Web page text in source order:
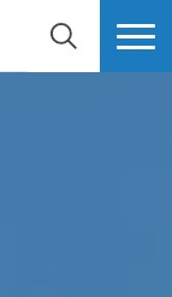
ZOEK MEER